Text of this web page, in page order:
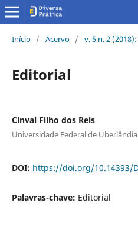
Início / Acervo / v. 5 n. 2
Editorial
Cinval Filho dos Reis
Universidade Federal de Uberlândia
DOI: https://doi.org/10.14393/
Palavras-chave: Editorial